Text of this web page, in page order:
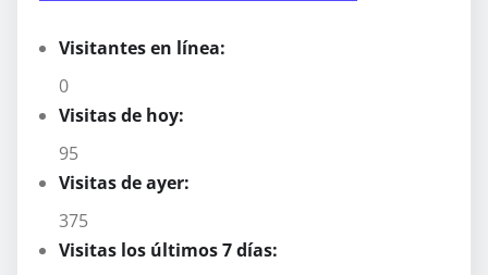
Visitantes en línea:
0
Visitas de hoy:
95
Visitas de ayer:
375
Visitas los últimos 7 días: